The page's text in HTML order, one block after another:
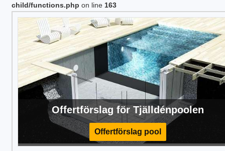
child/functions.php on line 163
Offertförslag för Tjälldénpoolen
Offertförslag pool